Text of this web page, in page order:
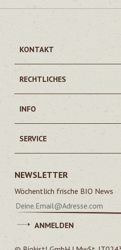
KONTAKT
RECHTLICHES
INFO
SERVICE
NEWSLETTER
Wöchentlich frische BIO News
ANMELDEN